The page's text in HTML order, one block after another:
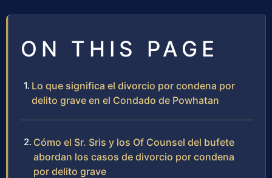
ON THIS PAGE
Lo que significa el divorcio por condena por
delito grave en el Condado de Powhatan
Cómo el Sr. Sris y los Of Counsel del bufete
abordan los casos de divorcio por condena
por delito grave